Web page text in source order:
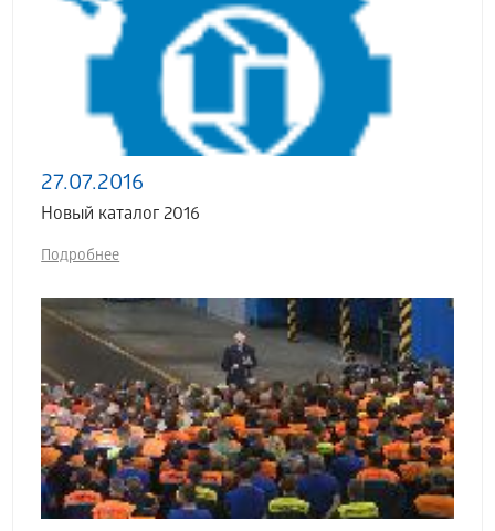
27.07.2016
Новый каталог 2016
Подробнее